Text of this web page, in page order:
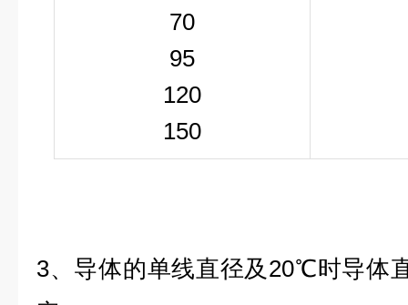
70
95
120
150
3、导体的单线直径及 20℃时导体